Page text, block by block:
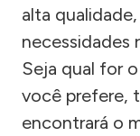
alta
necessidades
Seja qual for
você prefere,
encontrará o